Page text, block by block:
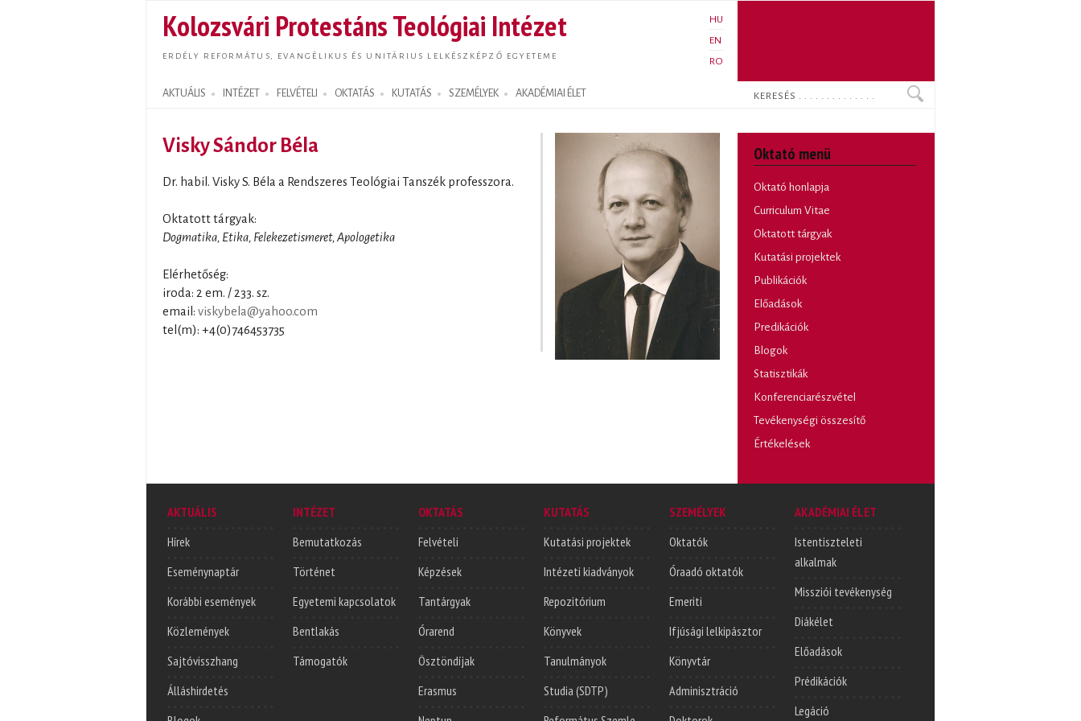
tartalomra
Kolozsvári Protestáns Teológiai Intézet
ERDÉLY REFORMÁTUS, EVANGÉLIKUS ÉS UNITÁRIUS LELKÉSZKÉPZŐ EGYETEME
HU
EN
RO
AKTUÁLIS INTÉZET FELVÉTELI OKTATÁS KUTATÁS SZEMÉLYEK AKADÉMIAI ÉLET
Search form
Keresés
Visky Sándor Béla
Dr. habil. Visky S. Béla a Rendszeres Teológiai Tanszék professzora.
Oktatott tárgyak:
Dogmatika, Etika, Felekezetismeret, Apologetika
Elérhetőség:
iroda: 2 em. / 233. sz.
email: viskybela@yahoo.com
tel(m): +4(0)746453735
Oktató menü
Oktató honlapja
Curriculum Vitae
Oktatott tárgyak
Kutatási projektek
Publikációk
Előadások
Predikációk
Blogok
Statisztikák
Konferenciarészvétel
Tevékenységi összesítő
Értékelések
AKTUÁLIS
Hírek
Eseménynaptár
Korábbi események
Közlemények
Sajtóvisszhang
Álláshirdetés
INTÉZET
Bemutatkozás
Történet
Egyetemi kapcsolatok
Bentlakás
Támogatók
OKTATÁS
Felvételi
Képzések
Tantárgyak
Órarend
Ösztöndíjak
Erasmus
KUTATÁS
Kutatási projektek
Intézeti kiadványok
Repozitórium
Könyvek
Tanulmányok
Studia (SDTP)
SZEMÉLYEK
Oktatók
Óraadó oktatók
Emeriti
Ifjúsági lelkipásztor
Könyvtár
Adminisztráció
AKADÉMIAI ÉLET
Istentiszteleti
alkalmak
Missziói tevékenység
Diákélet
Előadások
Prédikációk
Legáció